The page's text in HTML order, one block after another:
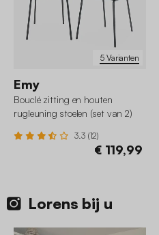
5 Varianten
Emy
Bouclé zitting en houten
rugleuning stoelen (set van 2)
3.3 (12)
€ 119,99
Lorens bij u